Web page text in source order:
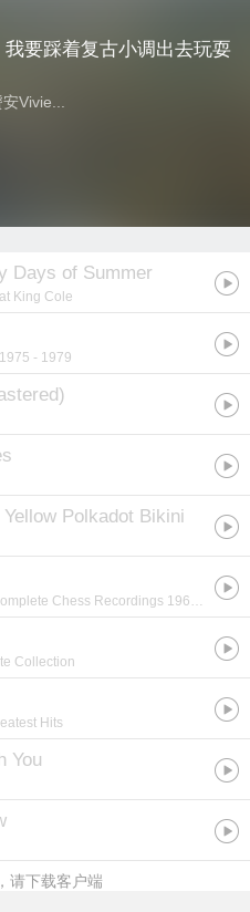
我要踩着复古小调出去玩耍
Vivie...
Days of Summer
King Cole
- 1979
Polkadot Bikini
Chess Recordings 1969 - 1974
Collection
Hits
You
请下载客户端